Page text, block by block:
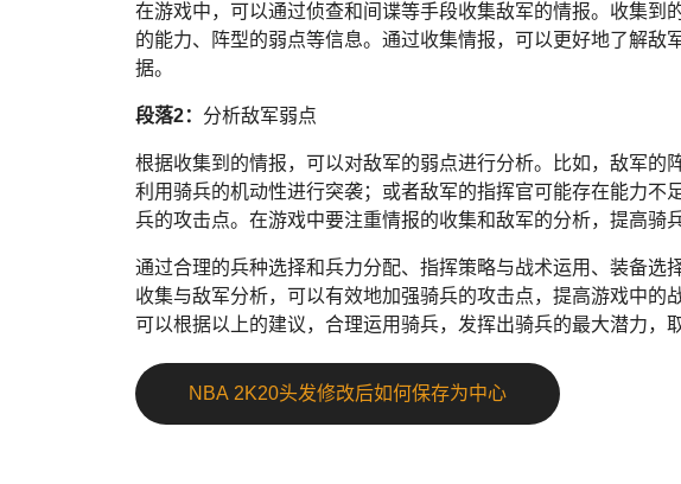
在游戏中，可以通过侦查和间谍等手段收集敌军的情报。收集到
的能力、阵型的弱点等信息。通过收集情报，可以更好地了解敌
据。
段落2： 分析敌军弱点
根据收集到的情报，可以对敌军的弱点进行分析。比如，敌军的
利用骑兵的机动性进行突袭；或者敌军的指挥官可能存在能力不
兵的攻击点。在游戏中要注重情报的收集和敌军的分析，提高骑
通过合理的兵种选择和兵力分配、指挥策略与战术运用、装备选
收集与敌军分析，可以有效地加强骑兵的攻击点，提高游戏中的
可以根据以上的建议，合理运用骑兵，发挥出骑兵的最大潜力，
NBA 2K20头发修改后如何保存为中心